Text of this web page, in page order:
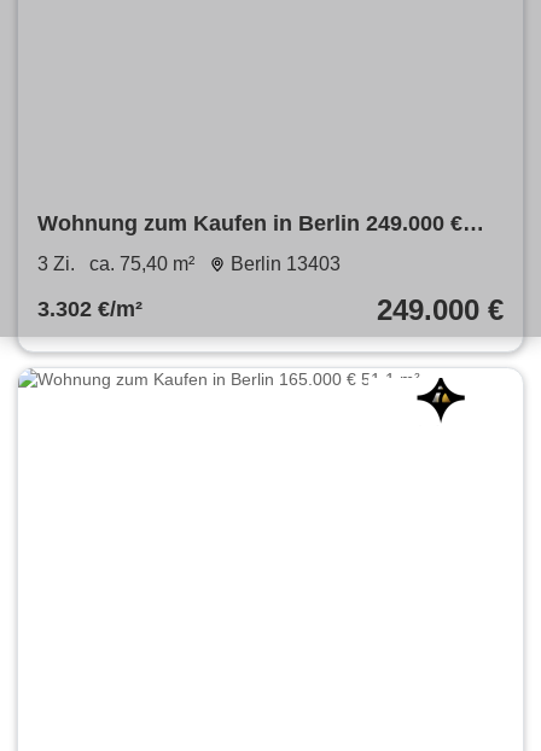
Wohnung zum Kaufen in Berlin 249.000 €
75.4 m²
3 Zi. ca. 75,40 m² Berlin 13403
3.302 €/m² 249.000 €